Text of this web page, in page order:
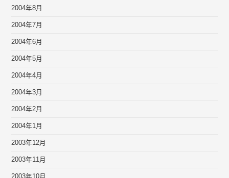
2004年8月
2004年7月
2004年6月
2004年5月
2004年4月
2004年3月
2004年2月
2004年1月
2003年12月
2003年11月
2003年10月